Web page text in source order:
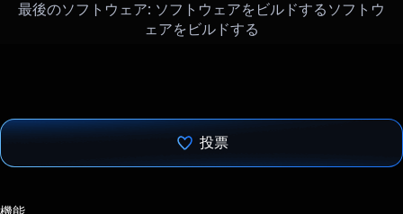
最後のソフトウェア: ソフトウェアをビルドするソフトウ
ェアをビルドする
投票